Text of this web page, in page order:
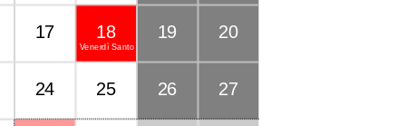
17
Venerdì Santo
18 19 20
24 25 26 27